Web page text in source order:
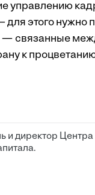
управлению
этого нужно
— связанные
к
и директор